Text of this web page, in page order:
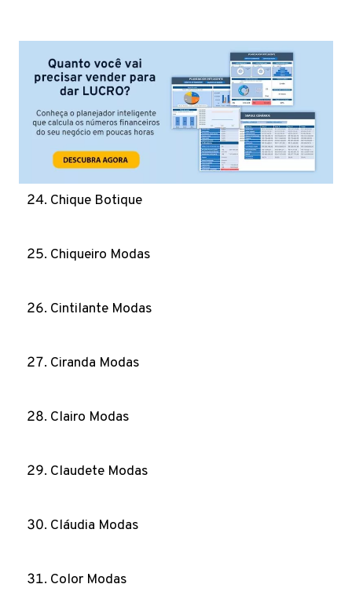
Chique Botique
Chiqueiro Modas
Cintilante Modas
Ciranda Modas
Clairo Modas
Claudete Modas
Cláudia Modas
Color Modas